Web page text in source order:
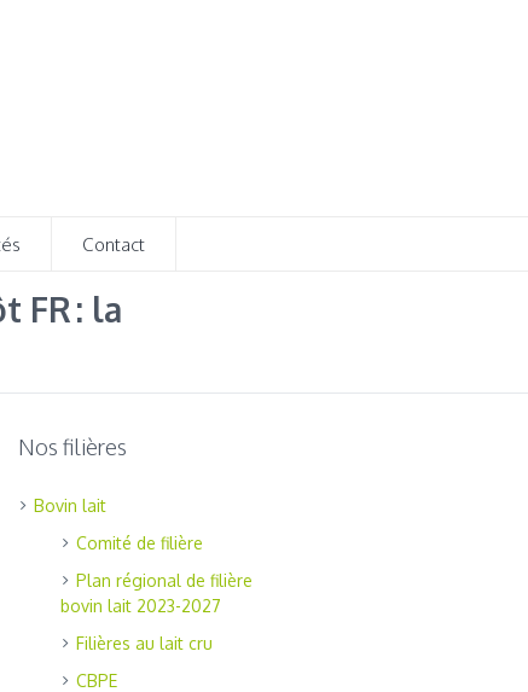
Contact
FR : la
Nos filières
Bovin lait
Comité de filière
Plan régional de filière
bovin lait 2023-2027
Filières au lait cru
CBPE